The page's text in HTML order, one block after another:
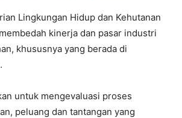
Lingkungan Hidup dan Kehutanan
kinerja dan pasar industri
khususnya yang berada di
untuk mengevaluasi proses
peluang dan tantangan yang